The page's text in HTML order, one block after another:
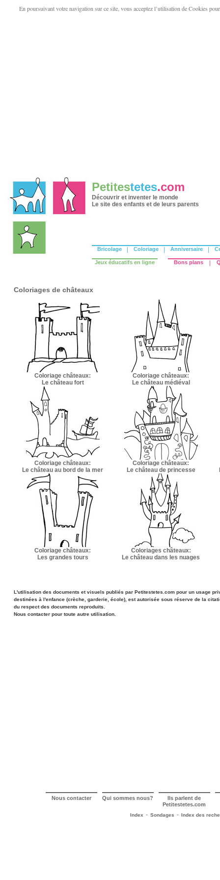
En poursuivant votre navigation sur ce site, vous acceptez l’utilisation de Cookies
Petitestetes.com
Découvrir et inventer le monde
Le site des enfants et de leurs parents
Bricolage Coloriage Anniversaire
Jeux éducatifs en ligne Bons plans
Coloriages de châteaux
Coloriage châteaux:
Le château fort
Coloriage châteaux:
Le château médiéval
Coloriage châteaux:
Le château au bord de la mer
Coloriage châteaux:
Le château de princesse
Coloriage châteaux:
Les grandes tours
Coloriages châteaux:
Le château dans les nuages
L'utilisation des documents et visuels publiés par Petitestetes.com pour un usage
destinées à l'enfance (crèche, garderie, école), est autorisée sous réserve de la
du respect des documents reproduits.
Nous contacter pour toute autre utilisation.
Nous contacter Qui sommes nous? Ils parlent de
Petitestetes.com
Index - Sondages - Index des